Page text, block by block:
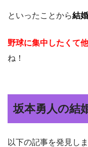
といったことから結
野球に集中したくて
ね！
坂本勇人の結
以下の記事を発見しま